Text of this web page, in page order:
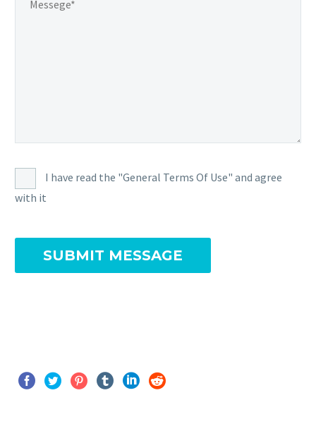
I have read the "General Terms Of Use" and agree
with it